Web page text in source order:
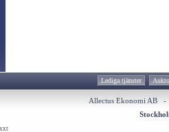
Lediga tjänster
Allectus Ekonomi